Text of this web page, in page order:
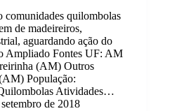
quilombolas
de madeireiros,
aguardando ação do
Ampliado Fontes UF: AM
(AM) Outros
População:
Atividades…
de 2018